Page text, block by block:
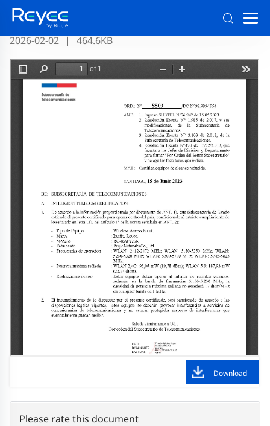
Certificado de RG-RAP2266 SUBTEL (para Chile)
2026-02-02 | 464.6KB
Download
Please rate this document